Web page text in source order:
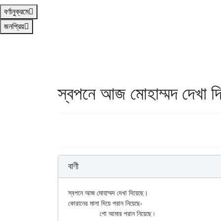
বর্ণানুক্রমে
জনপ্রিয়
স্বপনে আজ মোহাম্মদ দেখা
বাণী
স্বপনে আজ মোহাম্মদ দেখা দিয়েছে।
কোরানের মালা দিয়ে পরান নিয়েছে-